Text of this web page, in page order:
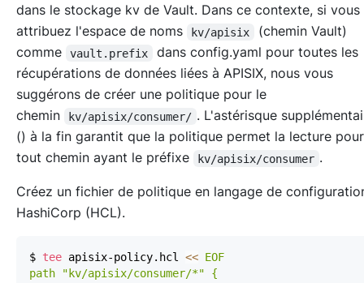
dans le stockage kv de Vault. Dans ce contexte, si vous
attribuez l'espace de noms
kv/apisix
(chemin Vault)
comme
vault.prefix
dans config.yaml pour toutes les
récupérations de données liées à APISIX, nous vous
suggérons de créer une politique pour le
chemin
kv/apisix/consumer/ . L'astérisque
() à la fin garantit que la politique permet la lecture pour
tout chemin ayant le préfixe
kv/apisix/consumer .
Créez un fichier de politique en langage de
HashiCorp (HCL).
$ tee apisix-policy.hcl <<